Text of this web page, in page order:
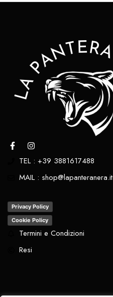
TEL : +39 3881617488
MAIL : shop@lapanteranera.it
Privacy Policy
Cookie Policy
Termini e Condizioni
Resi